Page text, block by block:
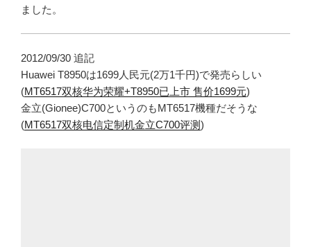
ました。
2012/09/30 追記
Huawei T8950は1699人民元(2万1千円)で発売らしい
(MT6517双核华为荣耀+T8950已上市 售价1699元)
金立(Gionee)C700というのもMT6517機種だそうな
(MT6517双核电信定制机金立C700评测)